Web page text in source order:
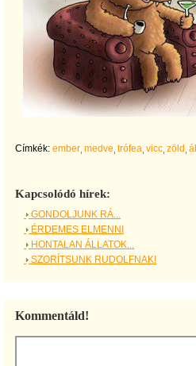
Címkék: ember medve trófea vicc zöld
Kapcsolódó hírek:
GONDOLJUNK RÁ...
ÉRDEMES ELMENNI
HONTALAN ÁLLATOK...
SZORÍTSUNK RUDOLFNAK!
Kommentáld!